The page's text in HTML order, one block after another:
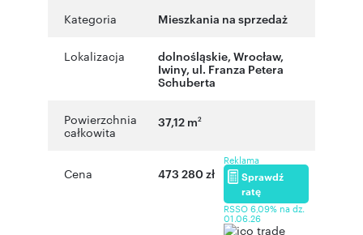
Kategoria Mieszkania na sprzedaż
Lokalizacja dolnośląskie, Wrocław,
Iwiny, ul. Franza Petera
Schuberta
Powierzchnia
całkowita
37,12 m2
Cena 473 280 zł
Reklama
Sprawdź
ratę
RSSO 6,09% na dz.
01.06.26